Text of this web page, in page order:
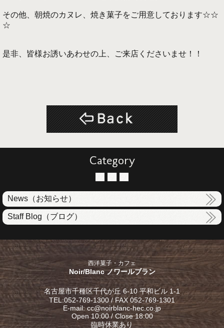
その他、朝焼のカヌレ、焼き菓子をご用意しております☆☆
☆
是非、皆様お誘いあわせの上、ご来店くださいませ！！
Category
News（お知らせ）
Staff Blog（ブログ）
西洋菓子・カフェ
Noir/Blanc ノワールブラン
名古屋市千種区千代が丘 6-10 平和ビル 1-1
TEL:052-769-1300 / FAX 052-769-1301
E-mail: cc@noirblanc-hec.co.jp
Open 10:00 / Close 18:00
臨時休業あり